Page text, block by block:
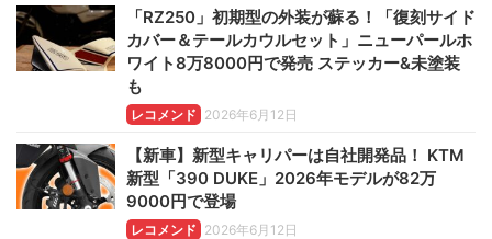
「RZ250」初期型の外装が蘇る！「復刻サイド
カバー＆テールカウルセット」ニューパールホ
ワイト8万8000円で発売 ステッカー&未塗装
も
レコメンド 2026年6月12日
【新車】新型キャリパーは自社開発品！ KTM
新型「390 DUKE」2026年モデルが82万
9000円で登場
レコメンド 2026年6月12日